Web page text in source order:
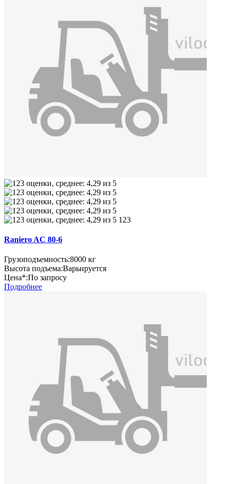
123
Raniero AC 80-6
Грузоподъемность:8000 кг
Высота подъема:Варьируется
Цена*:По запросу
Подробнее